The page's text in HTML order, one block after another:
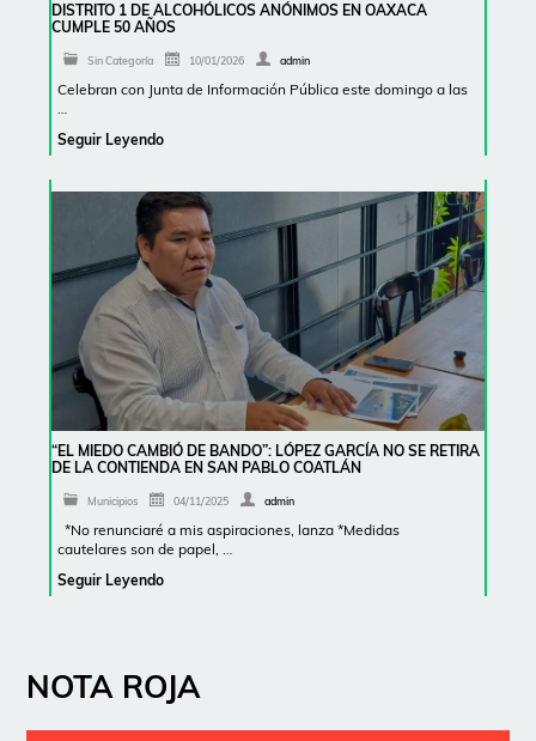
DISTRITO 1 DE ALCOHÓLICOS ANÓNIMOS EN OAXACA
CUMPLE 50 AÑOS
Sin Categoría 10/01/2026 admin
Celebran con Junta de Información Pública este domingo a las
…
Seguir Leyendo
“EL MIEDO CAMBIÓ DE BANDO”: LÓPEZ GARCÍA NO SE RETIRA
DE LA CONTIENDA EN SAN PABLO COATLÁN
Municipios 04/11/2025 admin
*No renunciaré a mis aspiraciones, lanza *Medidas
cautelares son de papel, …
Seguir Leyendo
NOTA ROJA